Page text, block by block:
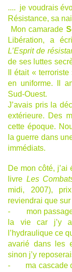
.... je voudrais
Résistance, sa
Mon camarade
Libération, a
L’Esprit de
de ses luttes
Il était «
en uniforme. Il
Sud-Ouest.
J’avais pris la
extérieure. Des
cette époque.
la guerre dans
immédiats.
De mon côté,
livre Les
midi, 2007),
reviendrai que
- mon passage
la vie car j’y
l’hydraulique ce
avarié dans les
sinon j’y
- ma cascade